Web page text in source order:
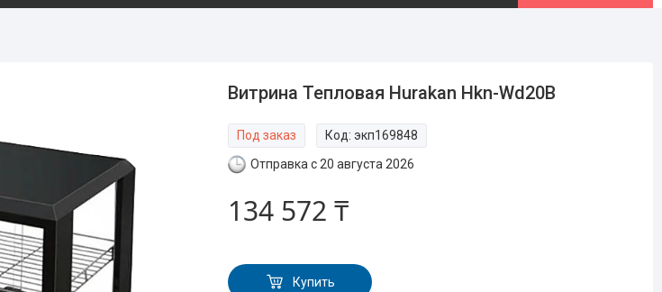
Витрина Тепловая Hurakan Hkn-Wd20B
Под заказ Код:экп169848
Отправка с 20 августа 2026
134 572 ₸
Купить